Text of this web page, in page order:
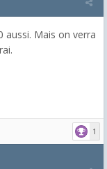
aussi. Mais on verra
1